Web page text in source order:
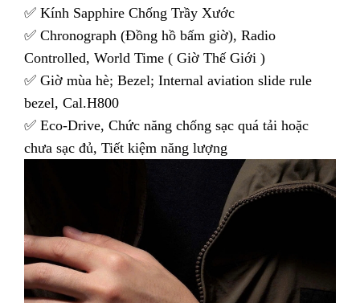
✅ Kính Sapphire Chống Trầy Xước
✅ Chronograph (Đồng hồ bấm giờ), Radio
Controlled, World Time ( Giờ Thế Giới )
✅ Giờ mùa hè; Bezel; Internal aviation slide rule
bezel, Cal.H800
✅ Eco-Drive, Chức năng chống sạc quá tải hoặc
chưa sạc đủ, Tiết kiệm năng lượng